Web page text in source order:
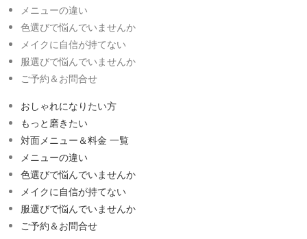
メニューの違い
色選びで悩んでいませんか
メイクに自信が持てない
服選びで悩んでいませんか
ご予約＆お問合せ
おしゃれになりたい方
もっと磨きたい
対面メニュー＆料金 一覧
メニューの違い
色選びで悩んでいませんか
メイクに自信が持てない
服選びで悩んでいませんか
ご予約＆お問合せ